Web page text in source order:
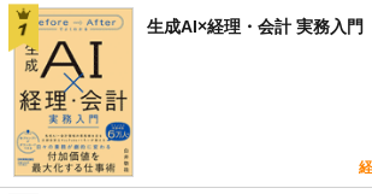
生成AI×経理・会計 実務入門